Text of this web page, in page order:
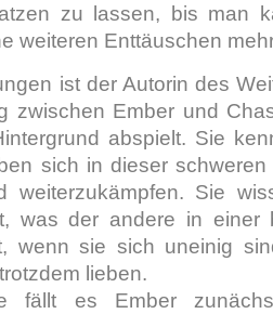
zu lassen, bis man
weiteren Enttäuschen
ist der Autorin des
zwischen Ember und
abspielt. Sie
sich in dieser
weiterzukämpfen. Sie
was der andere in einer
wenn sie sich uneinig
lieben.
fällt es Ember